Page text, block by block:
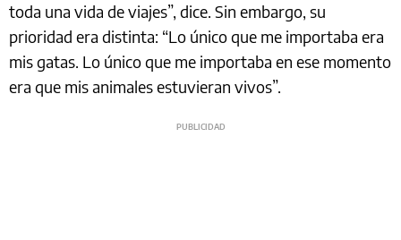
toda una vida de viajes”, dice. Sin embargo, su
prioridad era distinta: “Lo único que me importaba era
mis gatas. Lo único que me importaba en ese momento
era que mis animales estuvieran vivos”.